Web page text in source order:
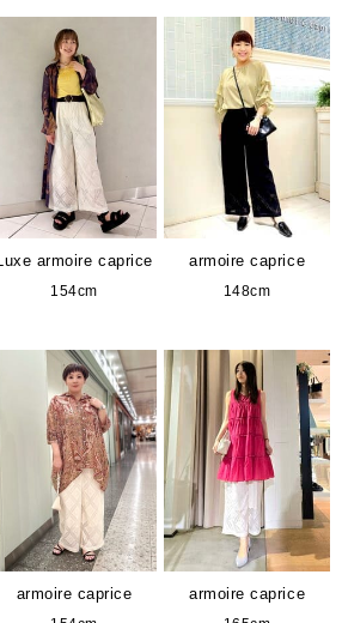
Luxe armoire caprice
154cm
armoire caprice
148cm
armoire caprice armoire caprice